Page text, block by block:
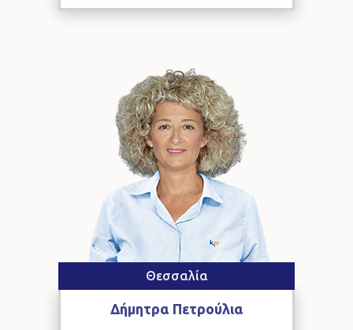
Θεσσαλία
Δήμητρα Πετρούλια